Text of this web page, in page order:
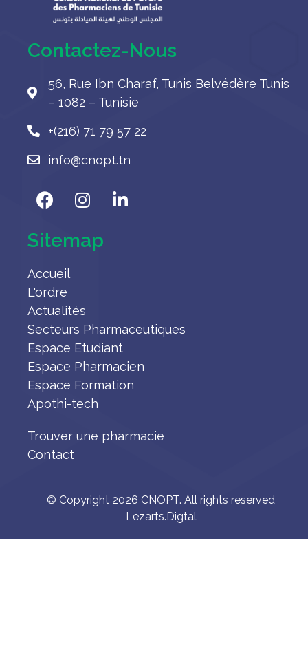
Contactez-Nous
56, Rue Ibn Charaf, Tunis Belvédère Tunis
– 1082 – Tunisie
+(216) 71 79 57 22
info@cnopt.tn
Sitemap
Accueil
L'ordre
Actualités
Secteurs Pharmaceutiques
Espace Etudiant
Espace Pharmacien
Espace Formation
Apothi-tech
Trouver une pharmacie
Contact
© Copyright 2026 CNOPT. All rights reserved
Lezarts.Digtal